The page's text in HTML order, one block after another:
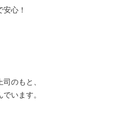
心！
のもと、
います。